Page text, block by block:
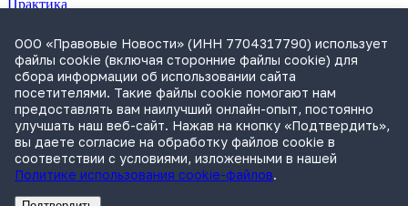
Практика
СИП проверит отмену патента на систему управления
устройствами после возражений «Яндекса»
Практика
, 15:17
Суды 10 стран рассматривают иски российской «дочки»
Google о возврате дивидендов
Международная практика
, 14:09
ООО «Правовые Новости» (ИНН 7704317790) использует
файлы cookie (включая сторонние файлы cookie) для
сбора информации об использовании сайта
посетителями. Такие файлы cookie помогают нам
предоставлять вам наилучший онлайн-опыт, постоянно
улучшать наш веб-сайт. Нажав на кнопку «Подтвердить»,
вы даете согласие на обработку файлов cookie в
соответствии с условиями, изложенными в нашей
Политике использования cookie-файлов.